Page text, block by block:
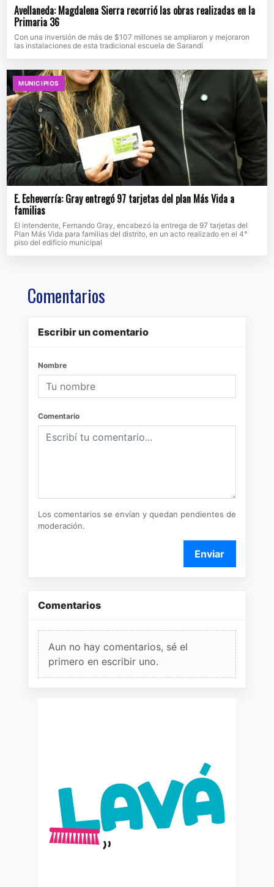
Avellaneda: Magdalena Sierra recorrió las obras realizadas en la
Primaria 36
Con una inversión de más de $107 millones se ampliaron y mejoraron
las instalaciones de esta tradicional escuela de Sarandí
MUNICIPIOS
E. Echeverría: Gray entregó 97 tarjetas del plan Más Vida a
familias
El intendente, Fernando Gray, encabezó la entrega de 97 tarjetas del
Plan Más Vida para familias del distrito, en un acto realizado en el 4°
piso del edificio municipal
Comentarios
Escribir un comentario
Nombre
Comentario
Los comentarios se envían y quedan pendientes de
moderación.
Enviar
Comentarios
Aun no hay comentarios, sé el
primero en escribir uno.